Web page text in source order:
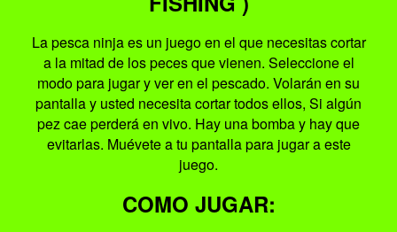
La pesca ninja es un juego en el que necesitas cortar
a la mitad de los peces que vienen. Seleccione el
modo para jugar y ver en el pescado. Volarán en su
pantalla y usted necesita cortar todos ellos, Si algún
pez cae perderá en vivo. Hay una bomba y hay que
evitarlas. Muévete a tu pantalla para jugar a este
juego.
COMO JUGAR: